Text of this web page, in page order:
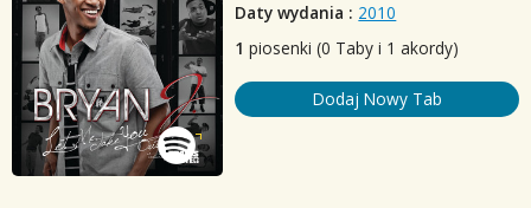
Daty wydania : 2010
1 piosenki (0 Taby i 1 akordy)
Dodaj Nowy Tab